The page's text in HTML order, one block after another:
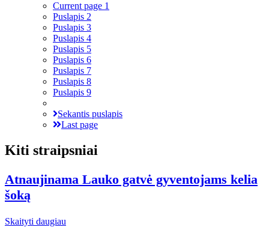
Current page 1
Puslapis 2
Puslapis 3
Puslapis 4
Puslapis 5
Puslapis 6
Puslapis 7
Puslapis 8
Puslapis 9
Sekantis puslapis
Last page
Kiti straipsniai
Atnaujinama Lauko gatvė gyventojams kelia
šoką
Skaityti daugiau